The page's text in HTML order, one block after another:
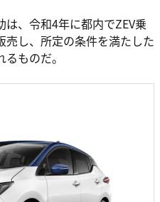
、令和4年に都内でZEV乗
し、所定の条件を満たした
ものだ。